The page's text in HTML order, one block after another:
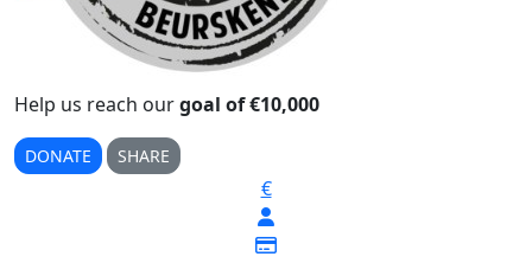
Help us reach ourgoal of €10,000
DONATE SHARE
€